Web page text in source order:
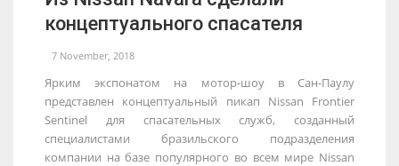
концептуального спасателя
7 November, 2018
Ярким экспонатом на мотор-шоу в Сан-Паулу
представлен концептуальный пикап Nissan Frontier
Sentinel для спасательных служб, созданный
специалистами бразильского подразделения
компании на базе популярного во всем мире Nissan